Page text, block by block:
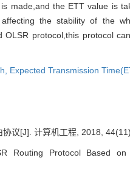
made,and the ETT value is
the stability of the
protocol,this protocol
Expected Transmission
议[J]. 计算机工程, 2018,
Routing Protocol Based